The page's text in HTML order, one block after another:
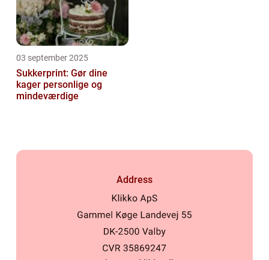
03 september 2025
Sukkerprint: Gør dine
kager personlige og
mindeværdige
Address